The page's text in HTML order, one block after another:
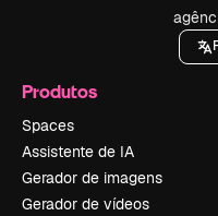
Produtos
Spaces
Assistente de IA
Gerador de imagens
Gerador de vídeos